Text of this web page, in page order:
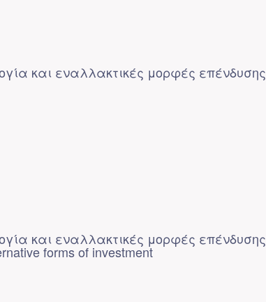
και εναλλακτικές μορφές επένδυσης
και εναλλακτικές μορφές επένδυσης
forms of investment